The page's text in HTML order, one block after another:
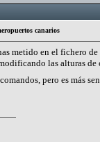
canarios
metido en el fichero
las alturas
pero es más